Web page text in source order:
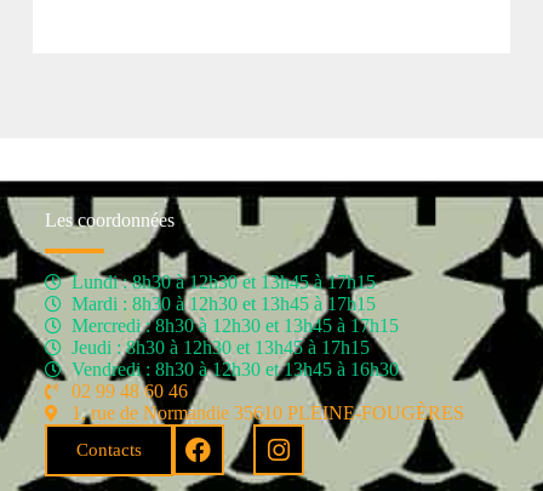
Les coordonnées
Lundi : 8h30 à 12h30 et 13h45 à 17h15
Mardi : 8h30 à 12h30 et 13h45 à 17h15
Mercredi : 8h30 à 12h30 et 13h45 à 17h15
Jeudi : 8h30 à 12h30 et 13h45 à 17h15
Vendredi : 8h30 à 12h30 et 13h45 à 16h30
02 99 48 60 46
1, rue de Normandie 35610 PLEINE-FOUGÈRES
Contacts